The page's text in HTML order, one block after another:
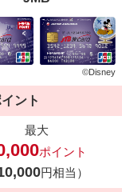
©Disney
ント
最大
ポイント
円相当）